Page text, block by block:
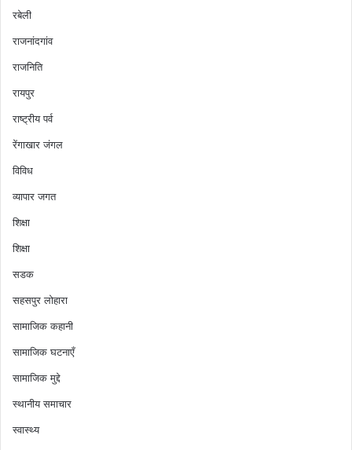
रबेली
राजनांदगांव
राजनिति
रायपुर
राष्ट्रीय पर्व
रेंगाखार जंगल
विविध
व्यापार जगत
शिक्षा
शिक्षा
सडक
सहसपुर लोहारा
सामाजिक कहानी
सामाजिक घटनाएँ
सामाजिक मुद्दे
स्थानीय समाचार
स्वास्थ्य